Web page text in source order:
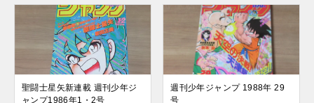
聖闘士星矢新連載 週刊少年ジ
ャンプ1986年1・2号
週刊少年ジャンプ 1988年 29
号